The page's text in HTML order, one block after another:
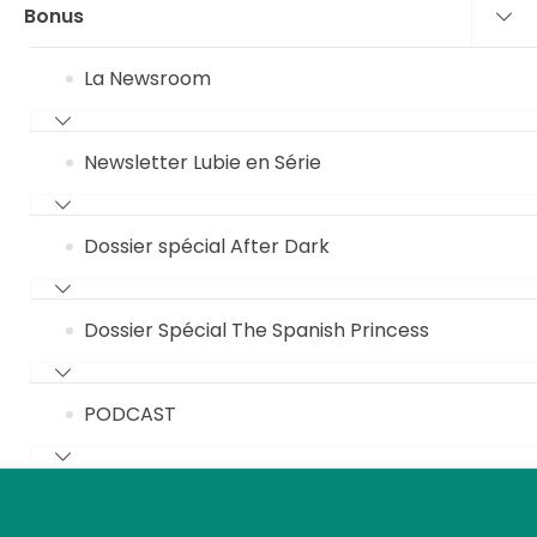
Bonus
La Newsroom
Newsletter Lubie en Série
Dossier spécial After Dark
Dossier Spécial The Spanish Princess
PODCAST